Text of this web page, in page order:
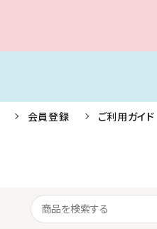
会員登録 ご利用ガイド